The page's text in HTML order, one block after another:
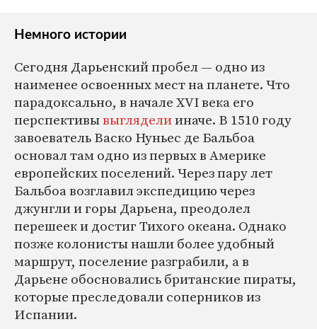
Немного истории
Сегодня Дарьенский пробел ― одно из
наименее освоенных мест на планете. Что
парадоксально, в начале XVI века его
перспективывыгляделииначе. В 1510 году
завоеватель Васко Нуньес де Бальбоа
основал там одно из первых в Америке
европейских поселений. Через пару лет
Бальбоа возглавил экспедицию через
джунгли и горы Дарьена, преодолел
перешеек и достиг Тихого океана. Однако
позже колонисты нашли более удобный
маршрут, поселение разграбили, а в
Дарьене обосновались британские пираты,
которые преследовали соперников из
Испании.